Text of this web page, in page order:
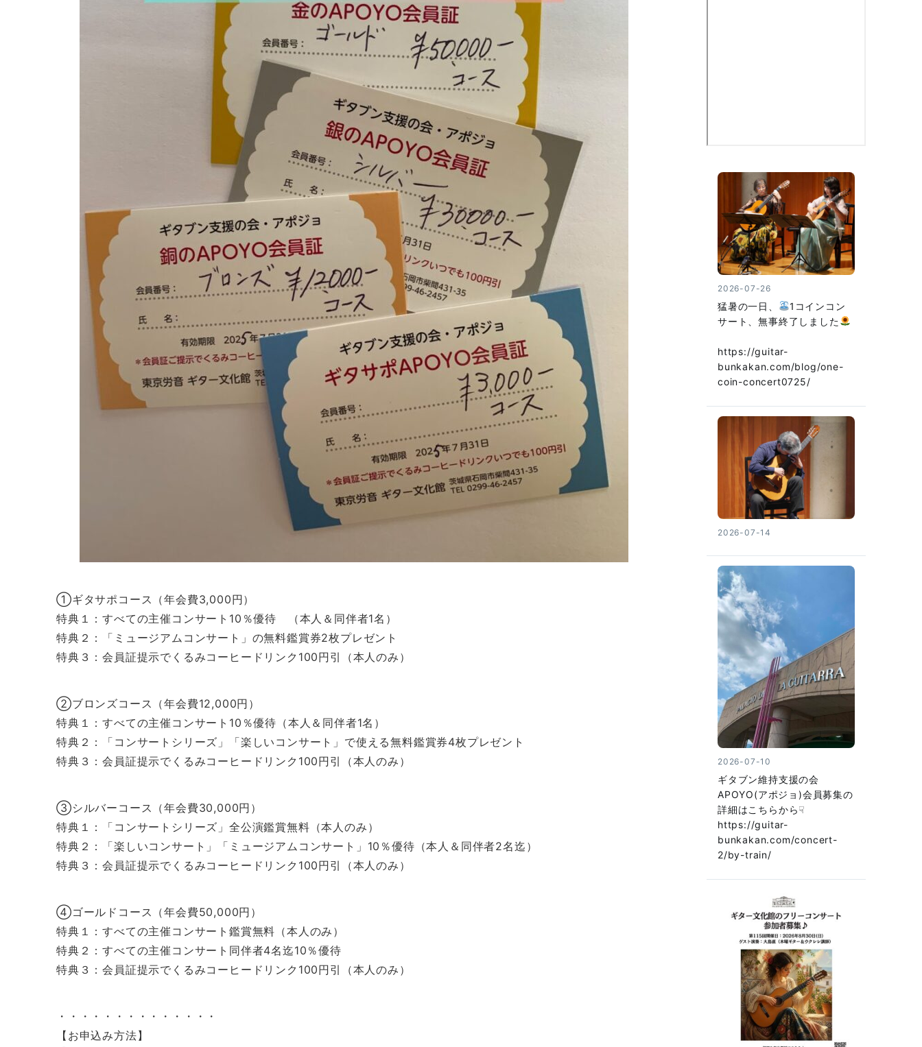
①ギタサポコース（年会費3,000円）
特典１：すべての主催コンサート10％優待 （本人＆同伴者1名）
特典２：「ミュージアムコンサート」の無料鑑賞券2枚プレゼント
特典３：会員証提示でくるみコーヒードリンク100円引（本人のみ）
②ブロンズコース（年会費12,000円）
特典１：すべての主催コンサート10％優待（本人＆同伴者1名）
特典２：「コンサートシリーズ」「楽しいコンサート」で使える無料鑑賞券4枚プレゼント
特典３：会員証提示でくるみコーヒードリンク100円引（本人のみ）
③シルバーコース（年会費30,000円）
特典１：「コンサートシリーズ」全公演鑑賞無料（本人のみ）
特典２：「楽しいコンサート」「ミュージアムコンサート」10％優待（本人＆同伴者2名迄）
特典３：会員証提示でくるみコーヒードリンク100円引（本人のみ）
④ゴールドコース（年会費50,000円）
特典１：すべての主催コンサート鑑賞無料（本人のみ）
特典２：すべての主催コンサート同伴者4名迄10％優待
特典３：会員証提示でくるみコーヒードリンク100円引（本人のみ）
・・・・・・・・・・・・・・
【お申込み方法】
2026-07-26
猛暑の一日、
1コインコン
サート、無事終了しました
https://guitar-
bunkakan.com/blog/one-
coin-concert0725/
2026-07-14
2026-07-10
ギタブン維持支援の会
APOYO(アポジョ)会員募集の
詳細はこちらから☟
https://guitar-
bunkakan.com/concert-
2/by-train/